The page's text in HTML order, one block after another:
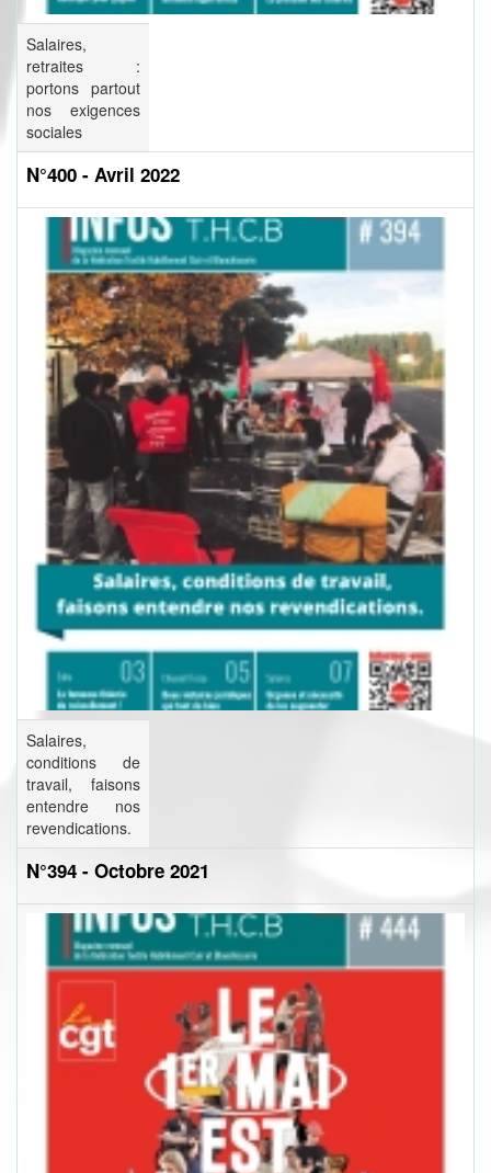
Salaires,
retraites :
portons partout
nos exigences
sociales
N°400 - Avril 2022
Salaires,
conditions de
travail, faisons
entendre nos
revendications.
N°394 - Octobre 2021